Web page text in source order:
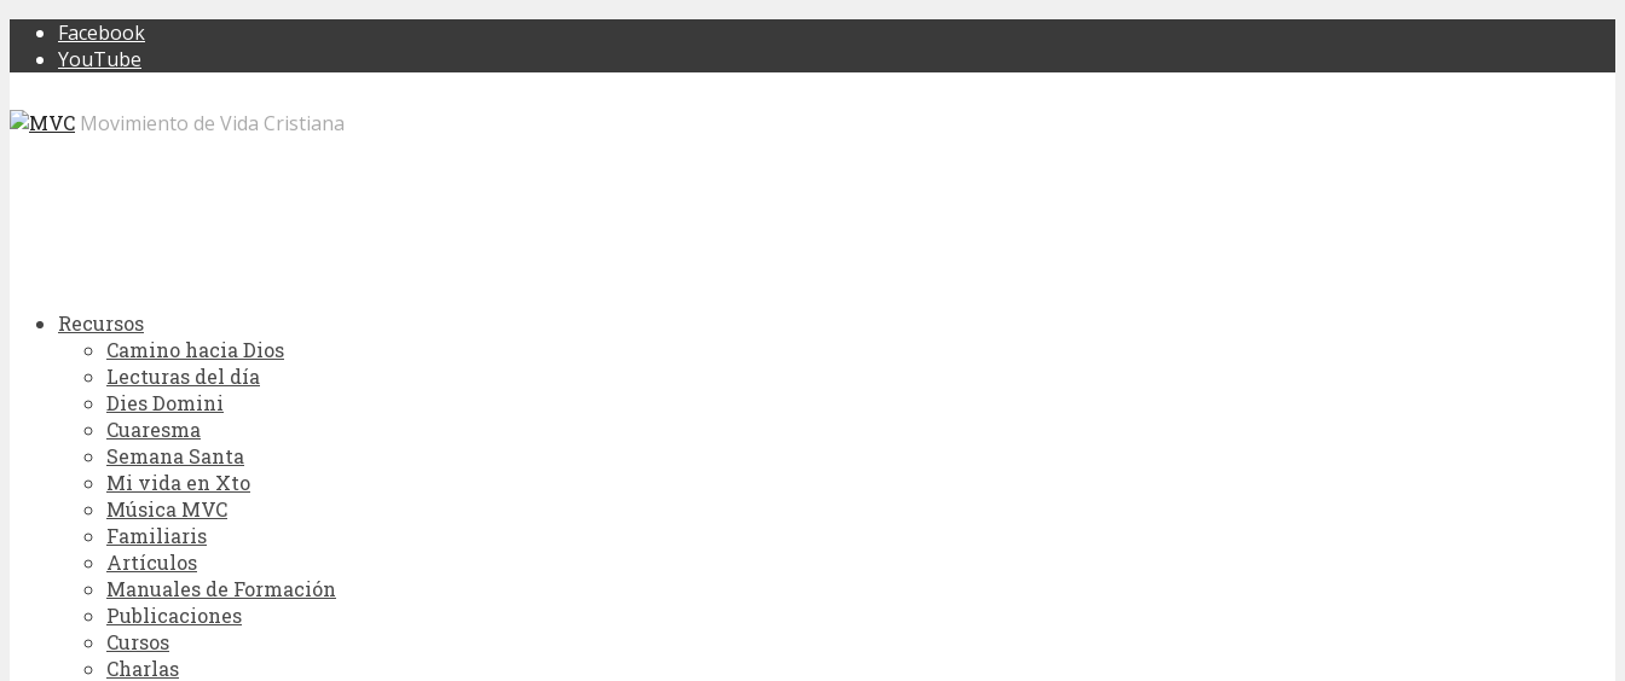
Facebook
YouTube
Movimiento de Vida Cristiana
Recursos
Camino hacia Dios
Lecturas del día
Dies Domini
Cuaresma
Semana Santa
Mi vida en Xto
Música MVC
Familiaris
Artículos
Manuales de Formación
Publicaciones
Cursos
Charlas